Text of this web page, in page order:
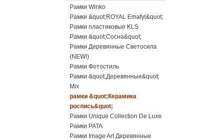
Рамки Winko
Рамки &quot;ROYAL Emafyl&quot;
Рамки пластиковые KLS
Рамки &quot;Сосна&quot;
Рамки Деревянные Светосила
(NEW!)
Рамки Фотостиль
Рамки &quot;Деревянные&quot;
Mix
рамки &quot;Керамика
роспись&quot;
Рамки Unique Collection De Luxe
Рамки PATA
Рамки Image Art Деревянные